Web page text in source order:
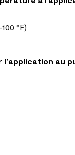
°F)
l’application au